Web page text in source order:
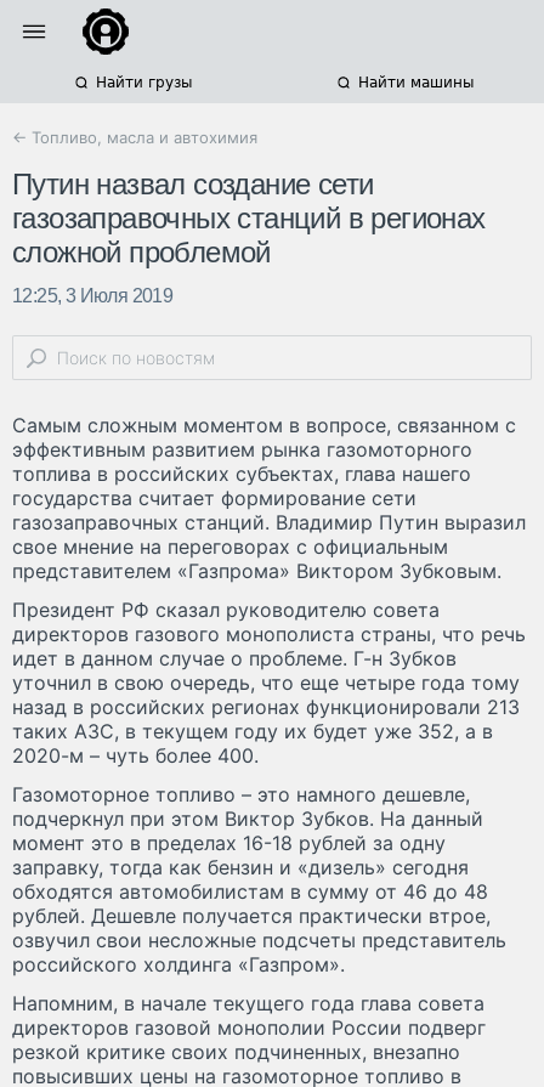
Найти грузы Найти машины
← Топливо, масла и автохимия
Путин назвал создание сети
газозаправочных станций в регионах
сложной проблемой
12:25, 3 Июля 2019
Самым сложным моментом в вопросе, связанном с
эффективным развитием рынка газомоторного
топлива в российских субъектах, глава нашего
государства считает формирование сети
газозаправочных станций. Владимир Путин выразил
свое мнение на переговорах с официальным
представителем «Газпрома» Виктором Зубковым.
Президент РФ сказал руководителю совета
директоров газового монополиста страны, что речь
идет в данном случае о проблеме. Г-н Зубков
уточнил в свою очередь, что еще четыре года тому
назад в российских регионах функционировали 213
таких АЗС, в текущем году их будет уже 352, а в
2020-м – чуть более 400.
Газомоторное топливо – это намного дешевле,
подчеркнул при этом Виктор Зубков. На данный
момент это в пределах 16-18 рублей за одну
заправку, тогда как бензин и «дизель» сегодня
обходятся автомобилистам в сумму от 46 до 48
рублей. Дешевле получается практически втрое,
озвучил свои несложные подсчеты представитель
российского холдинга «Газпром».
Напомним, в начале текущего года глава совета
директоров газовой монополии России подверг
резкой критике своих подчиненных, внезапно
повысивших цены на газомоторное топливо в